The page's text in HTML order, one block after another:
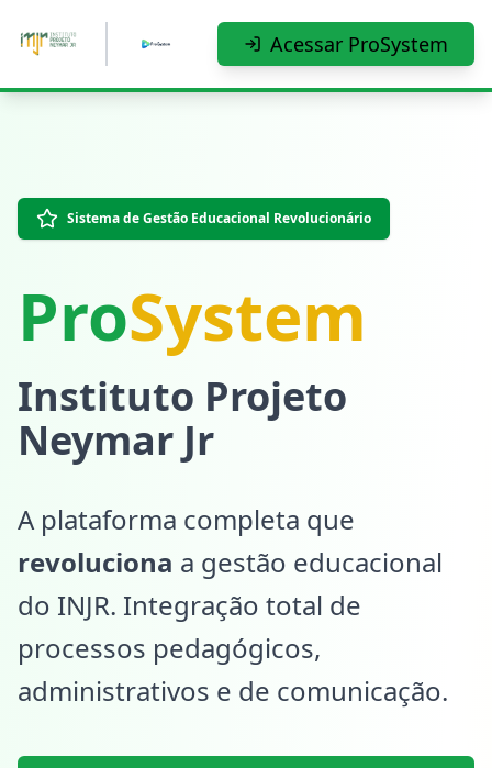
Pular para o conteúdo principal
Acessar ProSystem
Sistema de Gestão Educacional Revolucionário
ProSystem
Instituto Projeto
Neymar Jr
A plataforma completa que
revoluciona a gestão educacional
do INJR. Integração total de
processos pedagógicos,
administrativos e de comunicação.